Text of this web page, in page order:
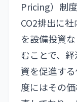
Pricing）制
CO2排出に
を設備投資
むことで、
資を促進す
度にはその